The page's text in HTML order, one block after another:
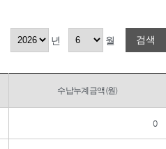
년 월 검색
수납누계금액(원)
0